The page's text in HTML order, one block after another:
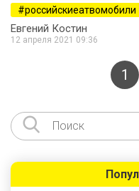
российскиеатвомобили
Евгений Костин
12 апреля 2021 09:36
1